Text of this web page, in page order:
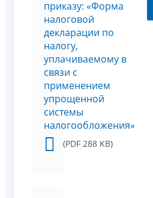
приказу: «Форма
налоговой
декларации по
налогу,
уплачиваемому в
связи с
применением
упрощенной
системы
налогообложения»
(PDF 288 KB)